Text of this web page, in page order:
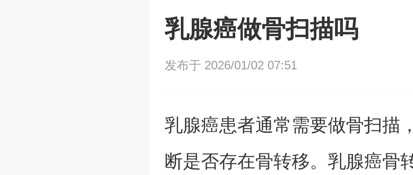
乳腺癌做骨扫描吗
发布于 2026/01/02 07:51
乳腺癌患者通常需要做骨扫描
断是否存在骨转移。乳腺癌骨